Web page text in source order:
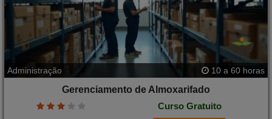
Administração 10 a 60 horas
Gerenciamento de Almoxarifado
Curso Gratuito